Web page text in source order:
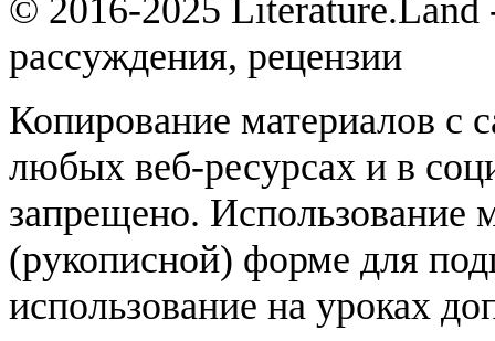
© 2016-2025 Literature.Land
рассуждения, рецензии
Копирование материалов с
любых веб-ресурсах и в
запрещено. Использование
(рукописной) форме для
использование на уроках